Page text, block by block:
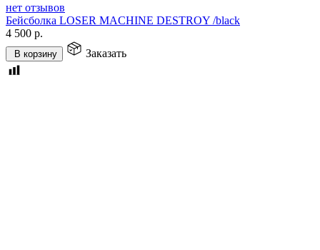
нет отзывов
Бейсболка LOSER MACHINE DESTROY /black
4 500 р.
В корзину Заказать